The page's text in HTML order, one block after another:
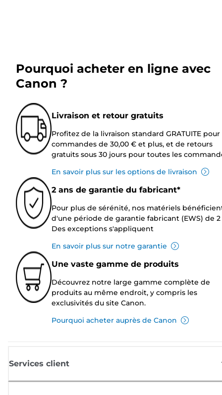
Pourquoi acheter en ligne avec
Canon ?
Livraison et retour gratuits
Profitez de la livraison standard GRATUITE pour
commandes de 30,00 € et plus, et de retours
gratuits sous 30 jours pour toutes les
En savoir plus sur les options de livraison
2 ans de garantie du fabricant*
Pour plus de sérénité, nos matériels
d'une période de garantie fabricant (EWS) de 2
Des exceptions s'appliquent
En savoir plus sur notre garantie
Une vaste gamme de produits
Découvrez notre large gamme complète de
produits au même endroit, y compris les
exclusivités du site Canon.
Pourquoi acheter auprès de Canon
Services client